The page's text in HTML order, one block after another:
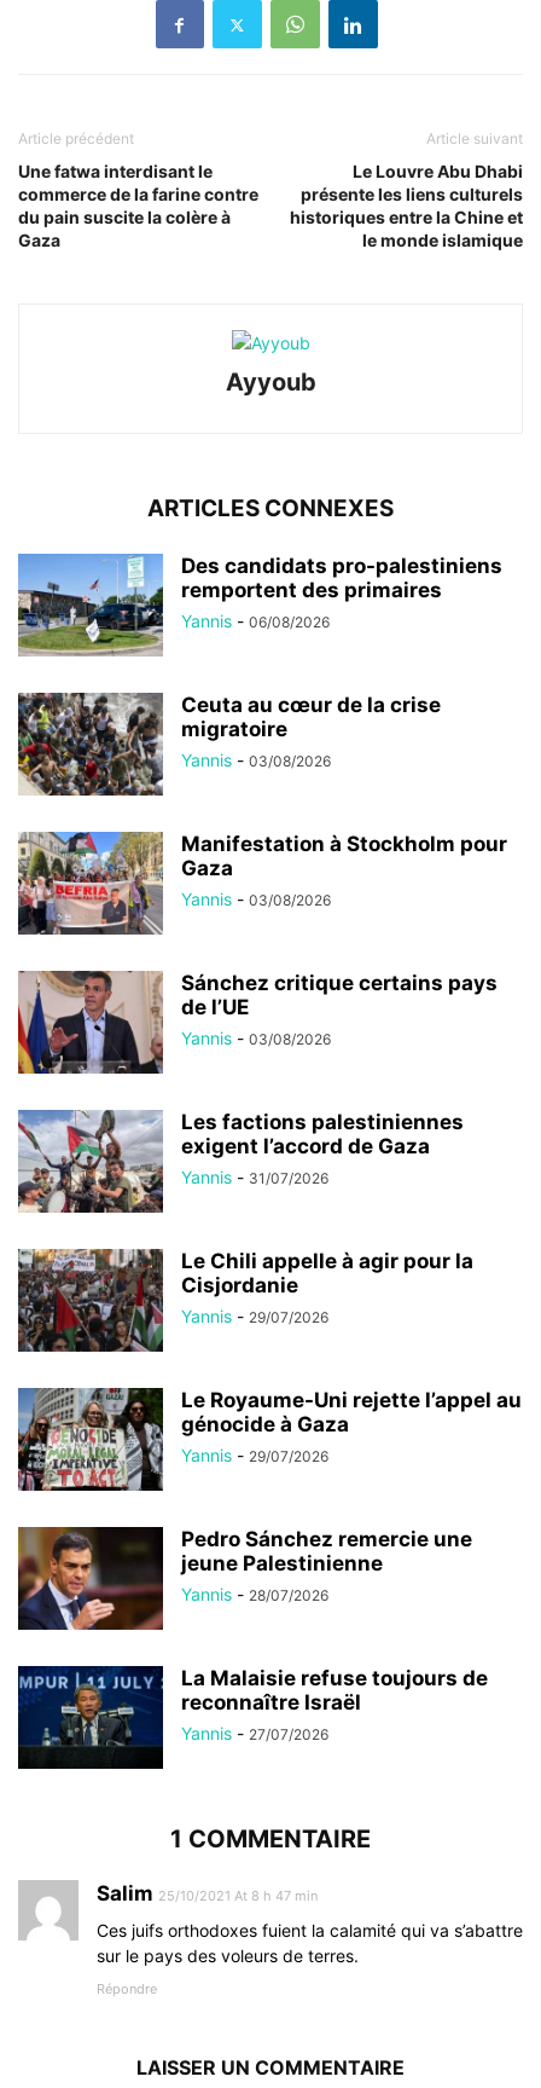
Article précédent
Une fatwa interdisant le
commerce de la farine contre
du pain suscite la colère à
Gaza
Article suivant
Le Louvre Abu Dhabi
présente les liens culturels
historiques entre la Chine et
le monde islamique
Ayyoub
ARTICLES CONNEXES
Des candidats pro-palestiniens
remportent des primaires
Yannis - 06/08/2026
Ceuta au cœur de la crise
migratoire
Yannis - 03/08/2026
Manifestation à Stockholm pour
Gaza
Yannis - 03/08/2026
Sánchez critique certains pays
de l’UE
Yannis - 03/08/2026
Les factions palestiniennes
exigent l’accord de Gaza
Yannis - 31/07/2026
Le Chili appelle à agir pour la
Cisjordanie
Yannis - 29/07/2026
Le Royaume-Uni rejette l’appel au
génocide à Gaza
Yannis - 29/07/2026
Pedro Sánchez remercie une
jeune Palestinienne
Yannis - 28/07/2026
La Malaisie refuse toujours de
reconnaître Israël
Yannis - 27/07/2026
1 COMMENTAIRE
Salim 25/10/2021 At 8 h 47 min
Ces juifs orthodoxes fuient la calamité qui va s’abattre
sur le pays des voleurs de terres.
Répondre
LAISSER UN COMMENTAIRE